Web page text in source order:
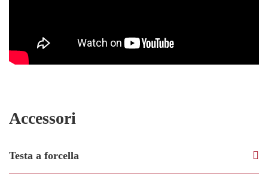
Accessori
Testa a forcella